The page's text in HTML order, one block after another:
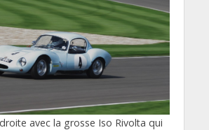
avec la grosse Iso Rivolta qui